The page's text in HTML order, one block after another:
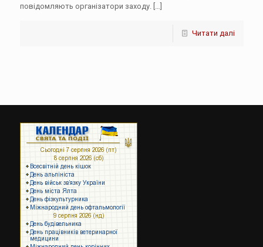
повідомляють організатори заходу.[…]
Читати далі